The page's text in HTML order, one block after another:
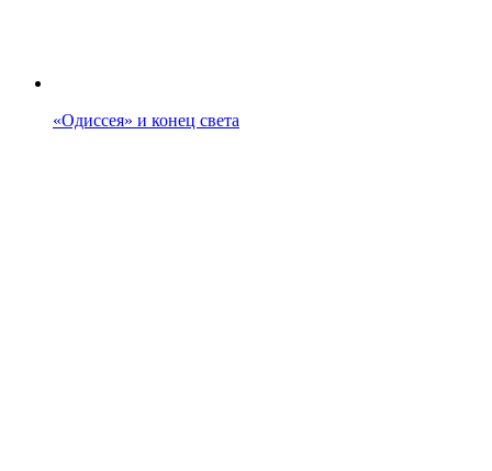
«Одиссея» и конец света